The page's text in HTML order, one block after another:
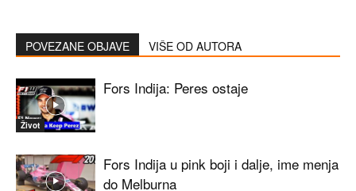
POVEZANE OBJAVE VIŠE OD AUTORA
Život
Fors Indija: Peres ostaje
Fors Indija u pink boji i dalje, ime menja
do Melburna